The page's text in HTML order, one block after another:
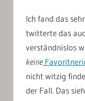
Ich fand das
twitterte das
verständnislos
keine
nicht witzig
der Fall. Das